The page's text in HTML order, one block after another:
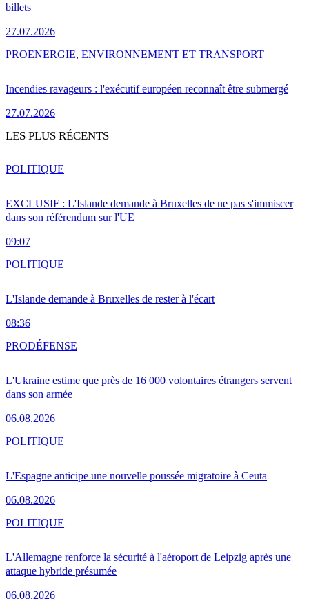
billets
27.07.2026
Incendies ravageurs : l'exécutif européen reconnaît être submergé
27.07.2026
PROENERGIE, ENVIRONNEMENT ET TRANSPORT
LES PLUS RÉCENTS
EXCLUSIF : L'Islande demande à Bruxelles de ne pas s'immiscer
dans son référendum sur l'UE
09:07
POLITIQUE
L'Islande demande à Bruxelles de rester à l'écart
08:36
POLITIQUE
L'Ukraine estime que près de 16 000 volontaires étrangers servent
dans son armée
06.08.2026
PRODÉFENSE
L'Espagne anticipe une nouvelle poussée migratoire à Ceuta
06.08.2026
POLITIQUE
L'Allemagne renforce la sécurité à l'aéroport de Leipzig après une
attaque hybride présumée
06.08.2026
POLITIQUE